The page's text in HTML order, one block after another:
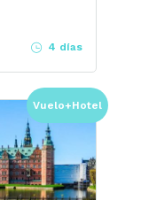
4 días
Vuelo+Hotel